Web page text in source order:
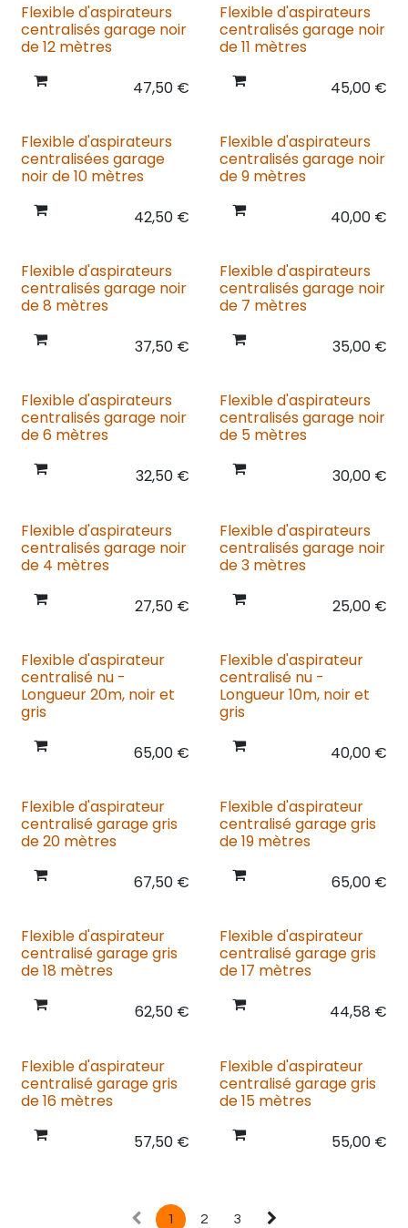
Flexible d'aspirateurs
centralisés garage noir
de 12 mètres
47,50€
Flexible d'aspirateurs
centralisés garage noir
de 11 mètres
45,00 €
Flexible d'aspirateurs
centralisées garage
noir de 10 mètres
42,50€
Flexible d'aspirateurs
centralisés garage noir
de 9 mètres
40,00 €
Flexible d'aspirateurs
centralisés garage noir
de 8 mètres
37,50€
Flexible d'aspirateurs
centralisés garage noir
de 7 mètres
35,00 €
Flexible d'aspirateurs
centralisés garage noir
de 6 mètres
32,50€
Flexible d'aspirateurs
centralisés garage noir
de 5 mètres
30,00 €
Flexible d'aspirateurs
centralisés garage noir
de 4 mètres
27,50€
Flexible d'aspirateurs
centralisés garage noir
de 3 mètres
25,00 €
Flexible d'aspirateur
centralisé nu -
Longueur 20m, noir et
gris
65,00€
Flexible d'aspirateur
centralisé nu -
Longueur 10m, noir et
gris
40,00 €
Flexible d'aspirateur
centralisé garage gris
de 20 mètres
67,50€
Flexible d'aspirateur
centralisé garage gris
de 19 mètres
65,00 €
Flexible d'aspirateur
centralisé garage gris
de 18 mètres
62,50€
Flexible d'aspirateur
centralisé garage gris
de 17 mètres
44,58 €
Flexible d'aspirateur
centralisé garage gris
de 16 mètres
57,50€
Flexible d'aspirateur
centralisé garage gris
de 15 mètres
55,00 €
1 2 3